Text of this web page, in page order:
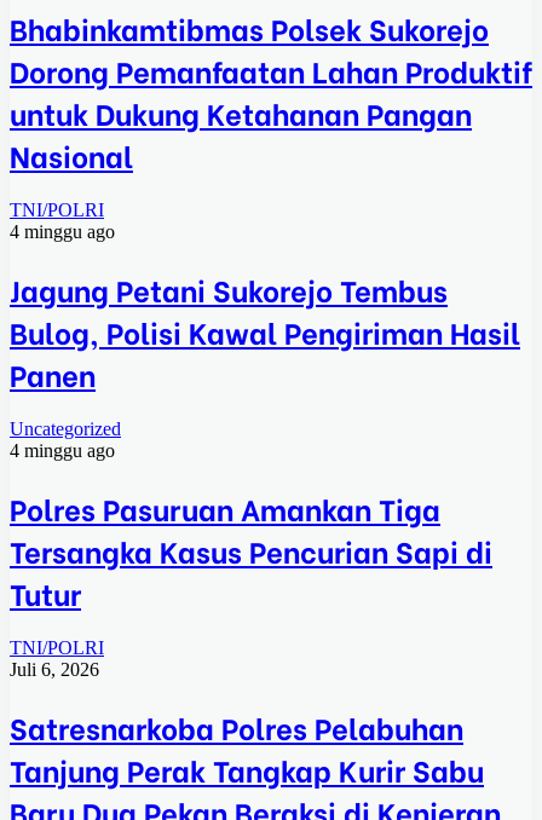
Bhabinkamtibmas Polsek Sukorejo
Dorong Pemanfaatan Lahan Produktif
untuk Dukung Ketahanan Pangan
Nasional
TNI/POLRI
4 minggu ago
Jagung Petani Sukorejo Tembus
Bulog, Polisi Kawal Pengiriman Hasil
Panen
Uncategorized
4 minggu ago
Polres Pasuruan Amankan Tiga
Tersangka Kasus Pencurian Sapi di
Tutur
TNI/POLRI
Juli 6, 2026
Satresnarkoba Polres Pelabuhan
Tanjung Perak Tangkap Kurir Sabu
Baru Dua Pekan Beraksi di Kenjeran